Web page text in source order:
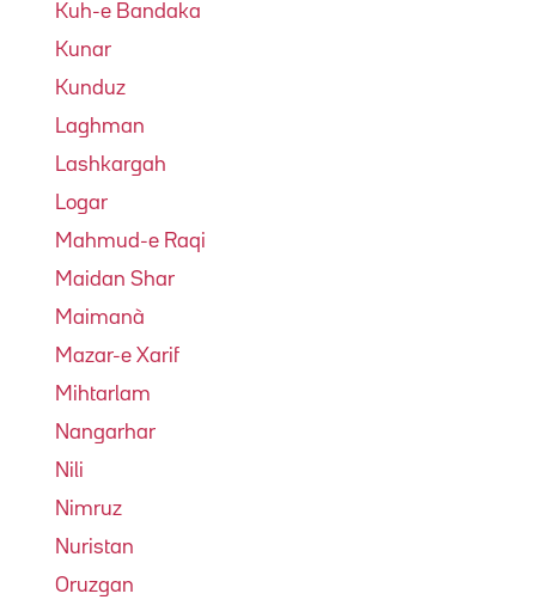
Kuh-e Bandaka
Kunar
Kunduz
Laghman
Lashkargah
Logar
Mahmud-e Raqi
Maidan Shar
Maimanà
Mazar-e Xarif
Mihtarlam
Nangarhar
Nili
Nimruz
Nuristan
Oruzgan